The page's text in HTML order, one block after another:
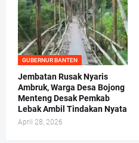
GUBERNUR BANTEN
Jembatan Rusak Nyaris
Ambruk, Warga Desa Bojong
Menteng Desak Pemkab
Lebak Ambil Tindakan Nyata
April 28, 2026